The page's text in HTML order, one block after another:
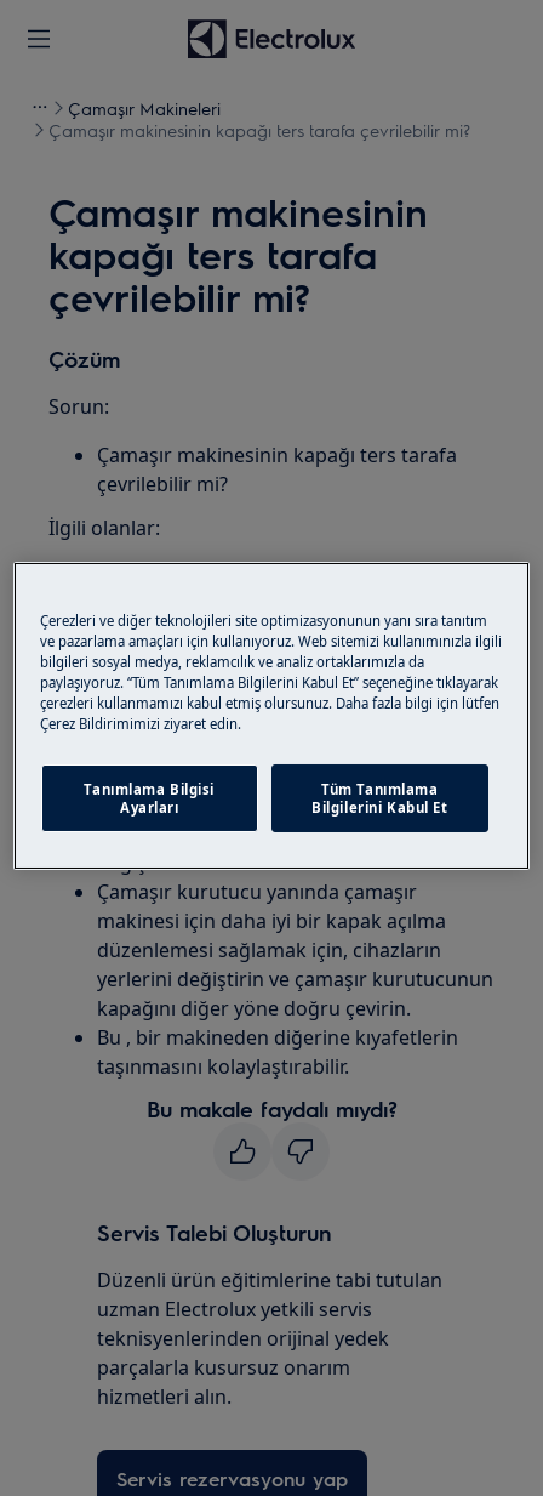
Çamaşır Makineleri
Çamaşır makinesinin kapağı ters tarafa çevrilebilir mi?
Çamaşır makinesinin
kapağı ters tarafa
çevrilebilir mi?
Çözüm
Sorun:
Çamaşır makinesinin kapağı ters tarafa
çevrilebilir mi?
İlgili olanlar:
Çözüm:
1. Çamaşır makinesinin kapağı ters yönde
açılması için ters tarafa çevrilemez.
Çamaşır makinesi kapağının açılma yönü,
taşınması mümkün olmayan makine
içindeki elektrikli parçalar nedeniyle
değiştirilemez.
Çamaşır kurutucu yanında çamaşır
makinesi için daha iyi bir kapak açılma
düzenlemesi sağlamak için, cihazların
yerlerini değiştirin ve çamaşır kurutucunun
kapağını diğer yöne doğru çevirin.
Bu , bir makineden diğerine kıyafetlerin
taşınmasını kolaylaştırabilir.
Bu makale faydalı mıydı?
Servis Talebi Oluşturun
Düzenli ürün eğitimlerine tabi tutulan
uzman Electrolux yetkili servis
teknisyenlerinden orijinal yedek
parçalarla kusursuz onarım
hizmetleri alın.
Servis rezervasyonu yap
Çerezleri ve diğer teknolojileri site optimizasyonunun yanı sıra tanıtım
ve pazarlama amaçları için kullanıyoruz. Web sitemizi kullanımınızla ilgili
bilgileri sosyal medya, reklamcılık ve analiz ortaklarımızla da
paylaşıyoruz. “Tüm Tanımlama Bilgilerini Kabul Et” seçeneğine tıklayarak
çerezleri kullanmamızı kabul etmiş olursunuz. Daha fazla bilgi için lütfen
Çerez Bildirimimizi ziyaret edin.
Tanımlama Bilgisi
Ayarları
Tüm Tanımlama
Bilgilerini Kabul Et